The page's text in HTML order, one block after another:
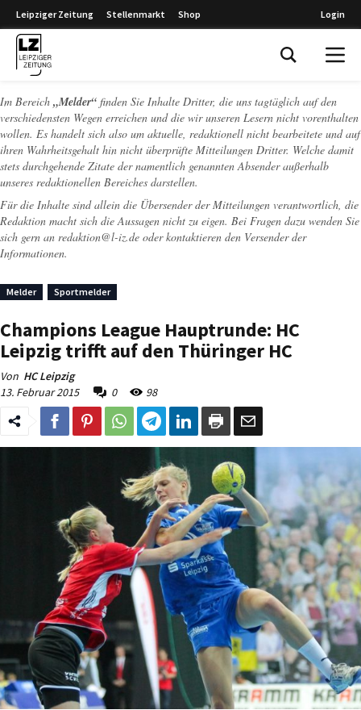
Leipziger Zeitung Stellenmarkt Shop Login
Im Bereich „Melder“ finden Sie Inhalte Dritter, die uns tagtäglich auf den
verschiedensten Wegen erreichen und die wir unseren Lesern nicht vorenthalten
wollen. Es handelt sich also um aktuelle, redaktionell nicht bearbeitete und auf
ihren Wahrheitsgehalt hin nicht überprüfte Mitteilungen Dritter. Welche damit
stets durchgehende Zitate der namentlich genannten Absender außerhalb
unseres redaktionellen Bereiches darstellen.
Für die Inhalte sind allein die Übersender der Mitteilungen verantwortlich, die
Redaktion macht sich die Aussagen nicht zu eigen. Bei Fragen dazu wenden Sie
sich gern an redaktion@l-iz.de oder kontaktieren den Versender der
Informationen.
Melder Sportmelder
Champions League Hauptrunde: HC
Leipzig trifft auf den Thüringer HC
Von HC Leipzig
13. Februar 2015
0 98